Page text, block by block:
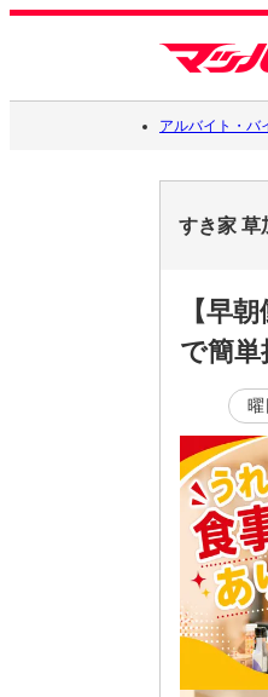
アルバイト・バ
すき家 草
【早
で簡
曜